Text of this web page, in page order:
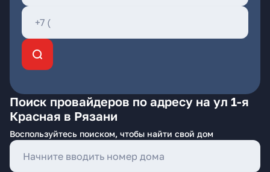
Поиск провайдеров по адресу на ул 1-я
Красная в Рязани
Воспользуйтесь поиском, чтобы найти свой дом